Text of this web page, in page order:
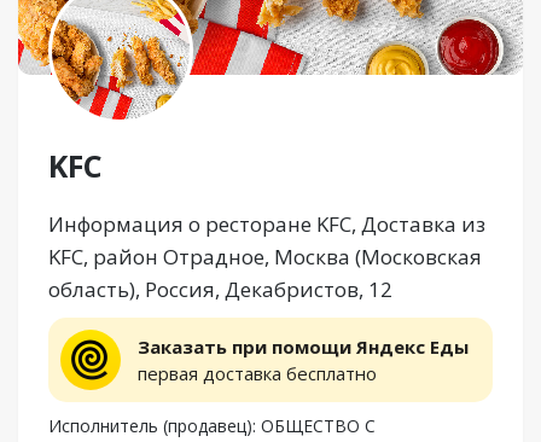
KFC
Информация о ресторане KFC, Доставка из
KFC, район Отрадное, Москва (Московская
область), Россия, Декабристов, 12
Заказать при помощи Яндекс Еды
первая доставка бесплатно
Исполнитель (продавец): ОБЩЕСТВО С